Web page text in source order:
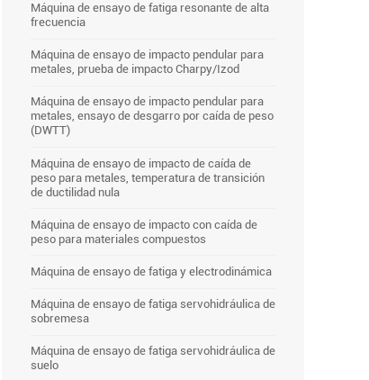
Máquina de ensayo de fatiga resonante de alta
frecuencia
Máquina de ensayo de impacto pendular para
metales, prueba de impacto Charpy/Izod
Máquina de ensayo de impacto pendular para
metales, ensayo de desgarro por caída de peso
(DWTT)
Máquina de ensayo de impacto de caída de
peso para metales, temperatura de transición
de ductilidad nula
Máquina de ensayo de impacto con caída de
peso para materiales compuestos
Máquina de ensayo de fatiga y electrodinámica
Máquina de ensayo de fatiga servohidráulica de
sobremesa
Máquina de ensayo de fatiga servohidráulica de
suelo